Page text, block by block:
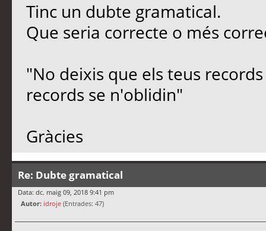
Tinc un dubte gramatical.
Que seria correcte o més
"No deixis que els teus
records se n'oblidin"
Gràcies
Re: Dubte gramatical
Data: dc. maig 09, 2018 9:41 pm
Autor: idroje (Entrades: 47)